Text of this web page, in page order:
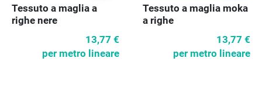
Tessuto a maglia a
righe nere
13,77 €
per metro lineare
Tessuto a maglia moka
a righe
13,77 €
per metro lineare